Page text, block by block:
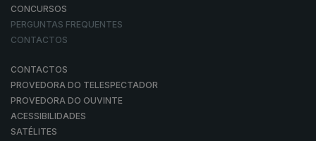
CONCURSOS
PERGUNTAS FREQUENTES
CONTACTOS
CONTACTOS
PROVEDORA DO TELESPECTADOR
PROVEDORA DO OUVINTE
ACESSIBILIDADES
SATÉLITES